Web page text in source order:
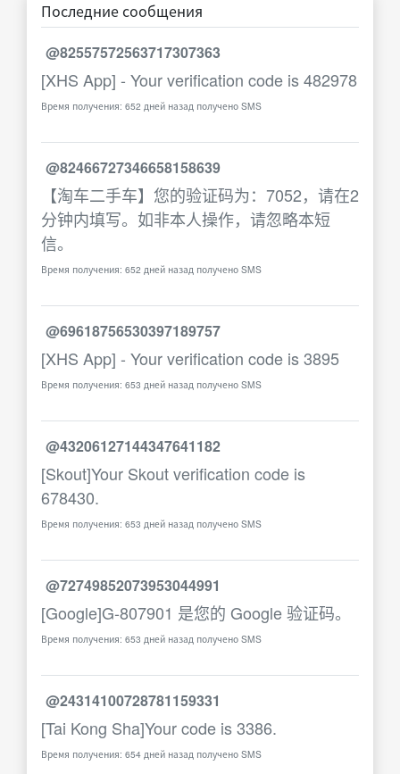
Последние сообщения
@82557572563717307363
[XHS App] - Your verification code is 482978
Время получения: 652 дней назад получено SMS
@82466727346658158639
【淘车二手车】您的验证码为：7052，请在2
分钟内填写。如非本人操作，请忽略本短
信。
Время получения: 652 дней назад получено SMS
@69618756530397189757
[XHS App] - Your verification code is 3895
Время получения: 653 дней назад получено SMS
@43206127144347641182
[Skout]Your Skout verification code is
678430.
Время получения: 653 дней назад получено SMS
@72749852073953044991
[Google]G-807901 是您的 Google 验证码。
Время получения: 653 дней назад получено SMS
@24314100728781159331
[Tai Kong Sha]Your code is 3386.
Время получения: 654 дней назад получено SMS